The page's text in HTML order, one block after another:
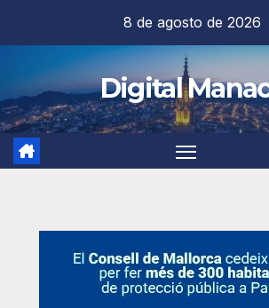
contenido
8 de agosto de 2026
Digital